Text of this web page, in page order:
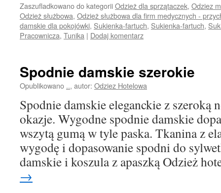
Zaszufladkowano do kategoriiOdzież dla sprzątaczek, Odziez
Odzież służbowa, Odzież służbowa dla firm medycznych -
damskie dla pokojówki, Sukienka-fartuch, Sukienka-fartuch,
Pracownicza, Tunika | Dodaj komentarz
Spodnie damskie szerokie
Opublikowano .., autor: Odziez Hotelowa
Spodnie damskie eleganckie z szeroką
okazje. Wygodne spodnie damskie
wszytą gumą w tyle paska. Tkanina z
wygodę i dopasowanie spodni do
damskie i koszula z apaszką Odzież
→